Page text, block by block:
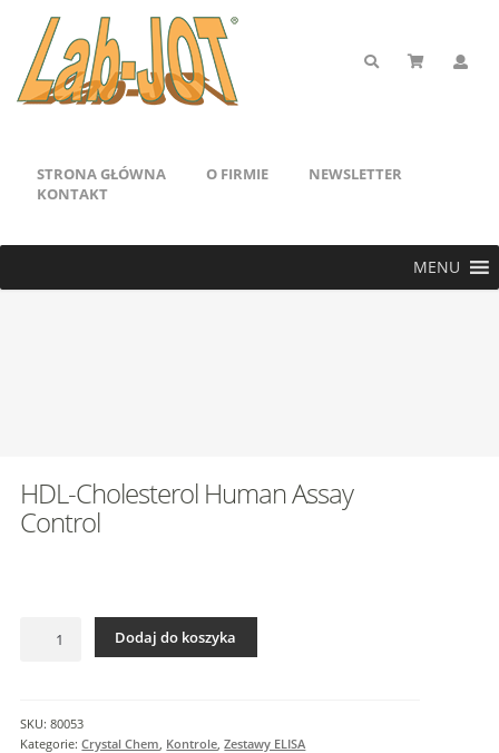
STRONA GŁÓWNA O FIRMIE
NEWSLETTER
KONTAKT
MENU
HDL-Cholesterol Human Assay
Control
Assay
Control
Dodaj do koszyka
SKU:80053
Kategorie:Crystal Chem Kontrole ,Zestawy ELISA